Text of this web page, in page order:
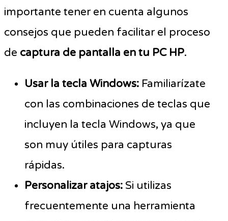
importante tener en cuenta algunos
consejos que pueden facilitar el proceso
de captura de pantalla en tu PC HP.
Usar la tecla Windows: Familiarízate
con las combinaciones de teclas que
incluyen la tecla Windows, ya que
son muy útiles para capturas
rápidas.
Personalizar atajos: Si utilizas
frecuentemente una herramienta